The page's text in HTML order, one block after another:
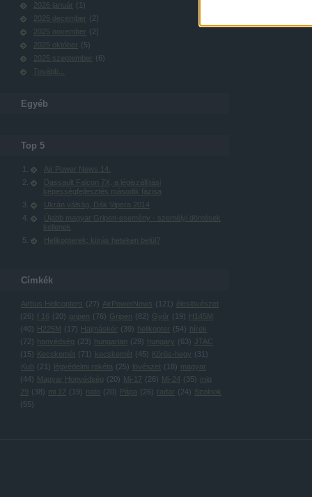
2026 január ( 1 )
2025 december (2)
2025 november (2)
2025 október (5)
2025 szeptember (6 )
Tovább
Egyéb
Top 5
Air Power News 14.
Dassault Falcon 7X, a légiszállítási
képességfejlesztés második fázisa
Ukrán válság, Dák Vipera 2014
Újabb magyar Gripen-esemény - személyi döntések
kellenek
Helikopterek: kiírás heteken belül?
Címkék
Airbus Helicopters (27) AirPowerNews ( 121 ) éleslövészet
(26 ) f 16 (20) gripen (76 ) Gripen (82) Győr ( 19) H145M
(40) H225M ( 17) Hajmáskér (39) helikopter (54) hírek
(72) honvédség (23) hungarian (29) hungary (63)
JTAC
( 15) Kecskemét (71 ) kecskemét (45) Körös-hegy (31 )
Kub
(21 ) légvédelmi rakéta (25) lövészet ( 18) magyar
(44) Magyar Honvédség (20) Mi-17 (26 ) Mi-24 (35) mig
29 (38) mi 17 ( 19) nato (20) Pápa (26 ) radar (24) Szolnok
(55)